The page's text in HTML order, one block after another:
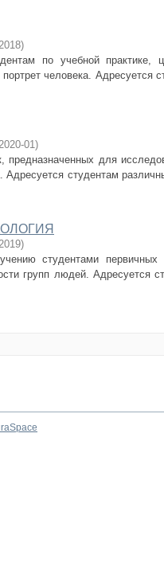
)
по учебной практике,
человека.
01)
предназначенных для
Адресуется студентам
)
студентами
групп людей. Адресуется